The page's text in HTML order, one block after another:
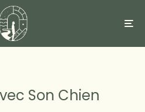
Son Chien